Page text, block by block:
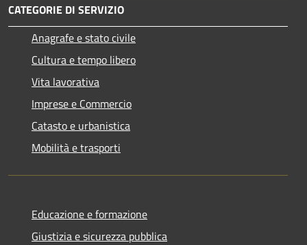
CATEGORIE DI SERVIZIO
Anagrafe e stato civile
Cultura e tempo libero
Vita lavorativa
Imprese e Commercio
Catasto e urbanistica
Mobilità e trasporti
Educazione e formazione
Giustizia e sicurezza pubblica